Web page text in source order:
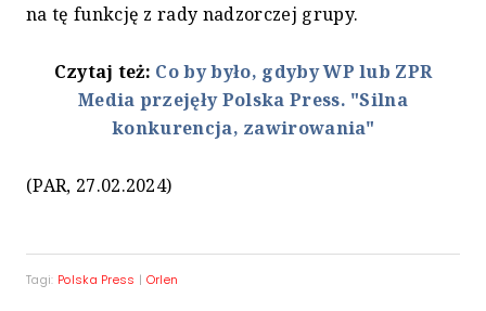
na tę funkcję z rady nadzorczej grupy.
Czytaj też: Co by było, gdyby WP lub ZPR
Media przejęły Polska Press. "Silna
konkurencja, zawirowania"
(PAR, 27.02.2024)
Tagi: Polska Press | Orlen